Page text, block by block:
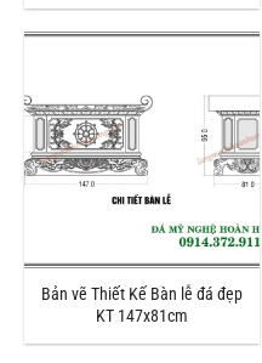
Bản vẽ Thiết Kế Bàn lễ đá đẹp
KT 147x81cm